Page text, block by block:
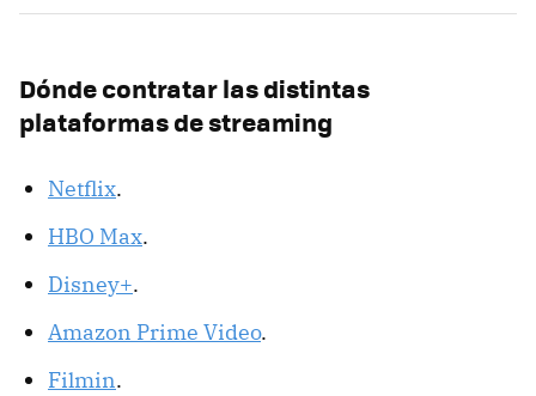
Dónde contratar las distintas
plataformas de streaming
Netflix.
HBO Max.
Disney+.
Amazon Prime Video.
Filmin.